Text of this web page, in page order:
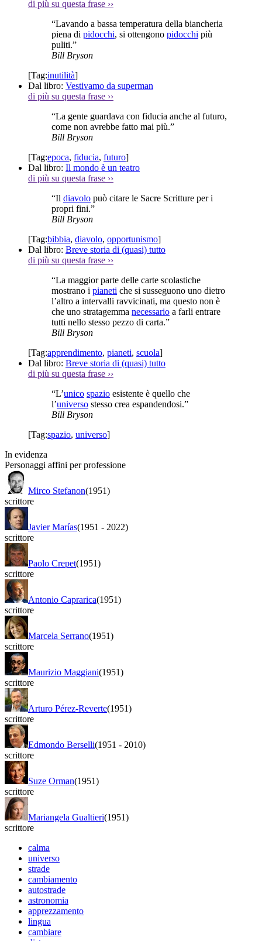
di più su questa frase ››
“Lavando a bassa temperatura della biancheria
piena di pidocchi, si ottengono pidocchi più
puliti.”
Bill Bryson
[Tag:inutilità]
Dal libro: Vestivamo da superman
di più su questa frase ››
“La gente guardava con fiducia anche al futuro,
come non avrebbe fatto mai più.”
Bill Bryson
[Tag:epoca, fiducia, futuro]
Dal libro: Il mondo è un teatro
di più su questa frase ››
“Il diavolo può citare le Sacre Scritture per i
propri fini.”
Bill Bryson
[Tag:bibbia, diavolo, opportunismo]
Dal libro: Breve storia di (quasi) tutto
di più su questa frase ››
“La maggior parte delle carte scolastiche
mostrano i pianeti che si susseguono uno dietro
l’altro a intervalli ravvicinati, ma questo non è
che uno stratagemma necessario a farli entrare
tutti nello stesso pezzo di carta.”
Bill Bryson
[Tag:apprendimento, pianeti, scuola]
Dal libro: Breve storia di (quasi) tutto
di più su questa frase ››
“L’unico spazio esistente è quello che
l’universo stesso crea espandendosi.”
Bill Bryson
[Tag:spazio, universo]
In evidenza
Personaggi affini per professione
Mirco Stefanon(1951)
scrittore
Javier Marías(1951 - 2022)
scrittore
Paolo Crepet(1951)
scrittore
Antonio Caprarica(1951)
scrittore
Marcela Serrano(1951)
scrittore
Maurizio Maggiani(1951)
scrittore
Arturo Pérez-Reverte(1951)
scrittore
Edmondo Berselli(1951 - 2010)
scrittore
Suze Orman(1951)
scrittore
Mariangela Gualtieri(1951)
scrittore
calma
universo
strade
cambiamento
autostrade
astronomia
apprezzamento
lingua
cambiare